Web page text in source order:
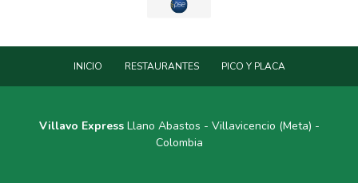
INICIO RESTAURANTES PICO Y PLACA
Villavo ExpressLlano Abastos - Villavicencio (Meta) -
Colombia